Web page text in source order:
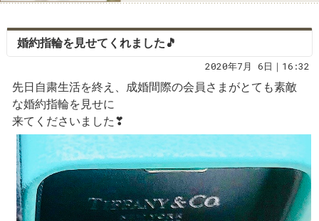
婚約指輪を見せてくれました🎵
2020年7月 6日｜16:32
先日自粛生活を終え、成婚間際の会員さまがとても素敵
な婚約指輪を見せに
来てくださいました❣